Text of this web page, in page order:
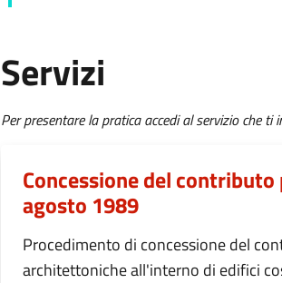
Servizi
Per presentare la pratica accedi al servizio che ti
Concessione del
agosto 1989
Procedimento di concessione del
architettoniche all'interno di edifici